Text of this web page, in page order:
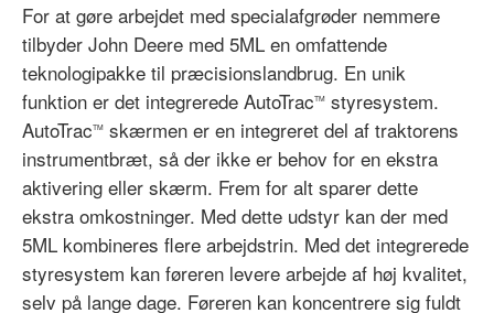
For at gøre arbejdet med specialafgrøder nemmere
tilbyder John Deere med 5ML en omfattende
teknologipakke til præcisionslandbrug. En unik
funktion er det integrerede AutoTracTM styresystem.
AutoTracTM skærmen er en integreret del af traktorens
instrumentbræt, så der ikke er behov for en ekstra
aktivering eller skærm. Frem for alt sparer dette
ekstra omkostninger. Med dette udstyr kan der med
5ML kombineres flere arbejdstrin. Med det integrerede
styresystem kan føreren levere arbejde af høj kvalitet,
selv på lange dage. Føreren kan koncentrere sig fuldt